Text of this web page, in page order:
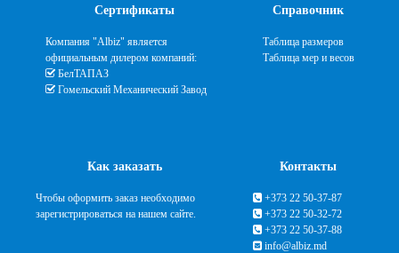
Сертификаты
Компания "Albiz" является
официальным дилером компаний:
БелТАПАЗ
Гомельский Механический Завод
Справочник
Таблица размеров
Таблица мер и весов
Как заказать
Чтобы оформить заказ необходимо
зарегистрироваться на нашем сайте.
Контакты
+373 22 50-37-87
+373 22 50-32-72
+373 22 50-37-88
info@albiz.md